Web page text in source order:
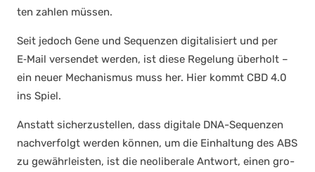
ten zah­len müs­sen.
Seit jedoch Gene und Sequen­zen digi­ta­li­siert und per
E‑Mail ver­sen­det wer­den, ist die­se Rege­lung über­holt –
ein neu­er Mecha­nis­mus muss her. Hier kommt CBD 4.0
ins Spiel.
Anstatt sicher­zu­stel­len, dass digi­ta­le DNA-Sequen­zen
nach­ver­folgt wer­den kön­nen, um die Ein­hal­tung des ABS
zu gewähr­leis­ten, ist die neo­li­be­ra­le Ant­wort, einen gro­